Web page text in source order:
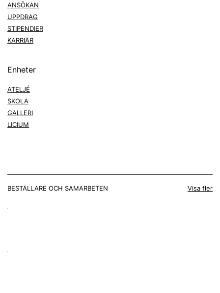
ANSÖKAN
UPPDRAG
STIPENDIER
KARRIÄR
Enheter
ATELJÉ
SKOLA
GALLERI
LICIUM
BESTÄLLARE OCH SAMARBETEN Visa fler